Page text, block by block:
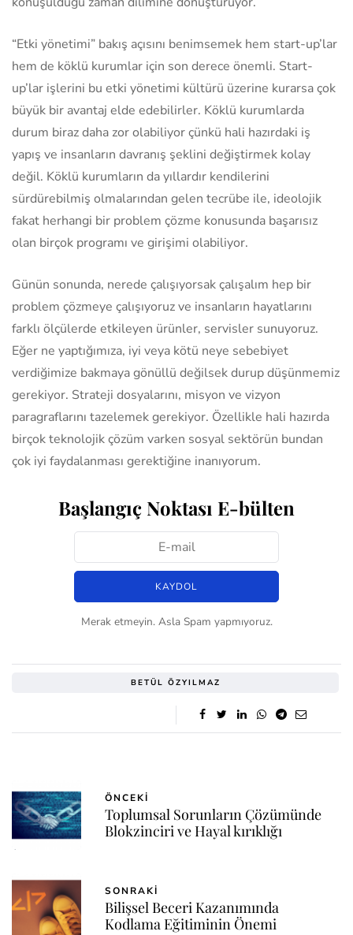
“Etki yönetimi” bakış açısını benimsemek hem start-up’lar
hem de köklü kurumlar için son derece önemli. Start-
up’lar işlerini bu etki yönetimi kültürü üzerine kurarsa çok
büyük bir avantaj elde edebilirler. Köklü kurumlarda
durum biraz daha zor olabiliyor çünkü hali hazırdaki iş
yapış ve insanların davranış şeklini değiştirmek kolay
değil. Köklü kurumların da yıllardır kendilerini
sürdürebilmiş olmalarından gelen tecrübe ile, ideolojik
fakat herhangi bir problem çözme konusunda başarısız
olan birçok programı ve girişimi olabiliyor.
Günün sonunda, nerede çalışıyorsak çalışalım hep bir
problem çözmeye çalışıyoruz ve insanların hayatlarını
farklı ölçülerde etkileyen ürünler, servisler sunuyoruz.
Eğer ne yaptığımıza, iyi veya kötü neye sebebiyet
verdiğimize bakmaya gönüllü değilsek durup düşünmemiz
gerekiyor. Strateji dosyalarını, misyon ve vizyon
paragraflarını tazelemek gerekiyor. Özellikle hali hazırda
birçok teknolojik çözüm varken sosyal sektörün bundan
çok iyi faydalanması gerektiğine inanıyorum.
Başlangıç Noktası E-bülten
Merak etmeyin. Asla Spam yapmıyoruz.
BETÜL ÖZYILMAZ
ÖNCEKI
Toplumsal Sorunların Çözümünde
Blokzinciri ve Hayal kırıklığı
SONRAKI
Bilişsel Beceri Kazanımında
Kodlama Eğitiminin Önemi